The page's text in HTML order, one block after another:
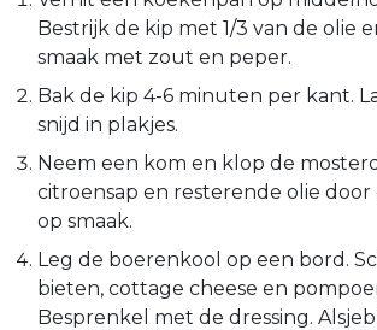
Bestrijk de kip met 1/3 van de olie
smaak met zout en peper.
Bak de kip 4-6 minuten per kant.
snijd in plakjes.
Neem een kom en klop de
citroensap en resterende olie door
op smaak.
Leg de boerenkool op een bord.
bieten, cottage cheese en
Besprenkel met de dressing.